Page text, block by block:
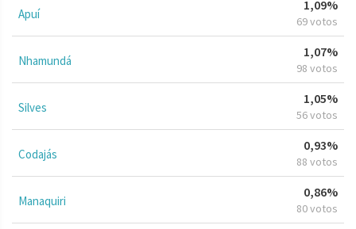
Apuí
1,09%
69 votos
Nhamundá
1,07%
98 votos
Silves
1,05%
56 votos
Codajás
0,93%
88 votos
Manaquiri
0,86%
80 votos